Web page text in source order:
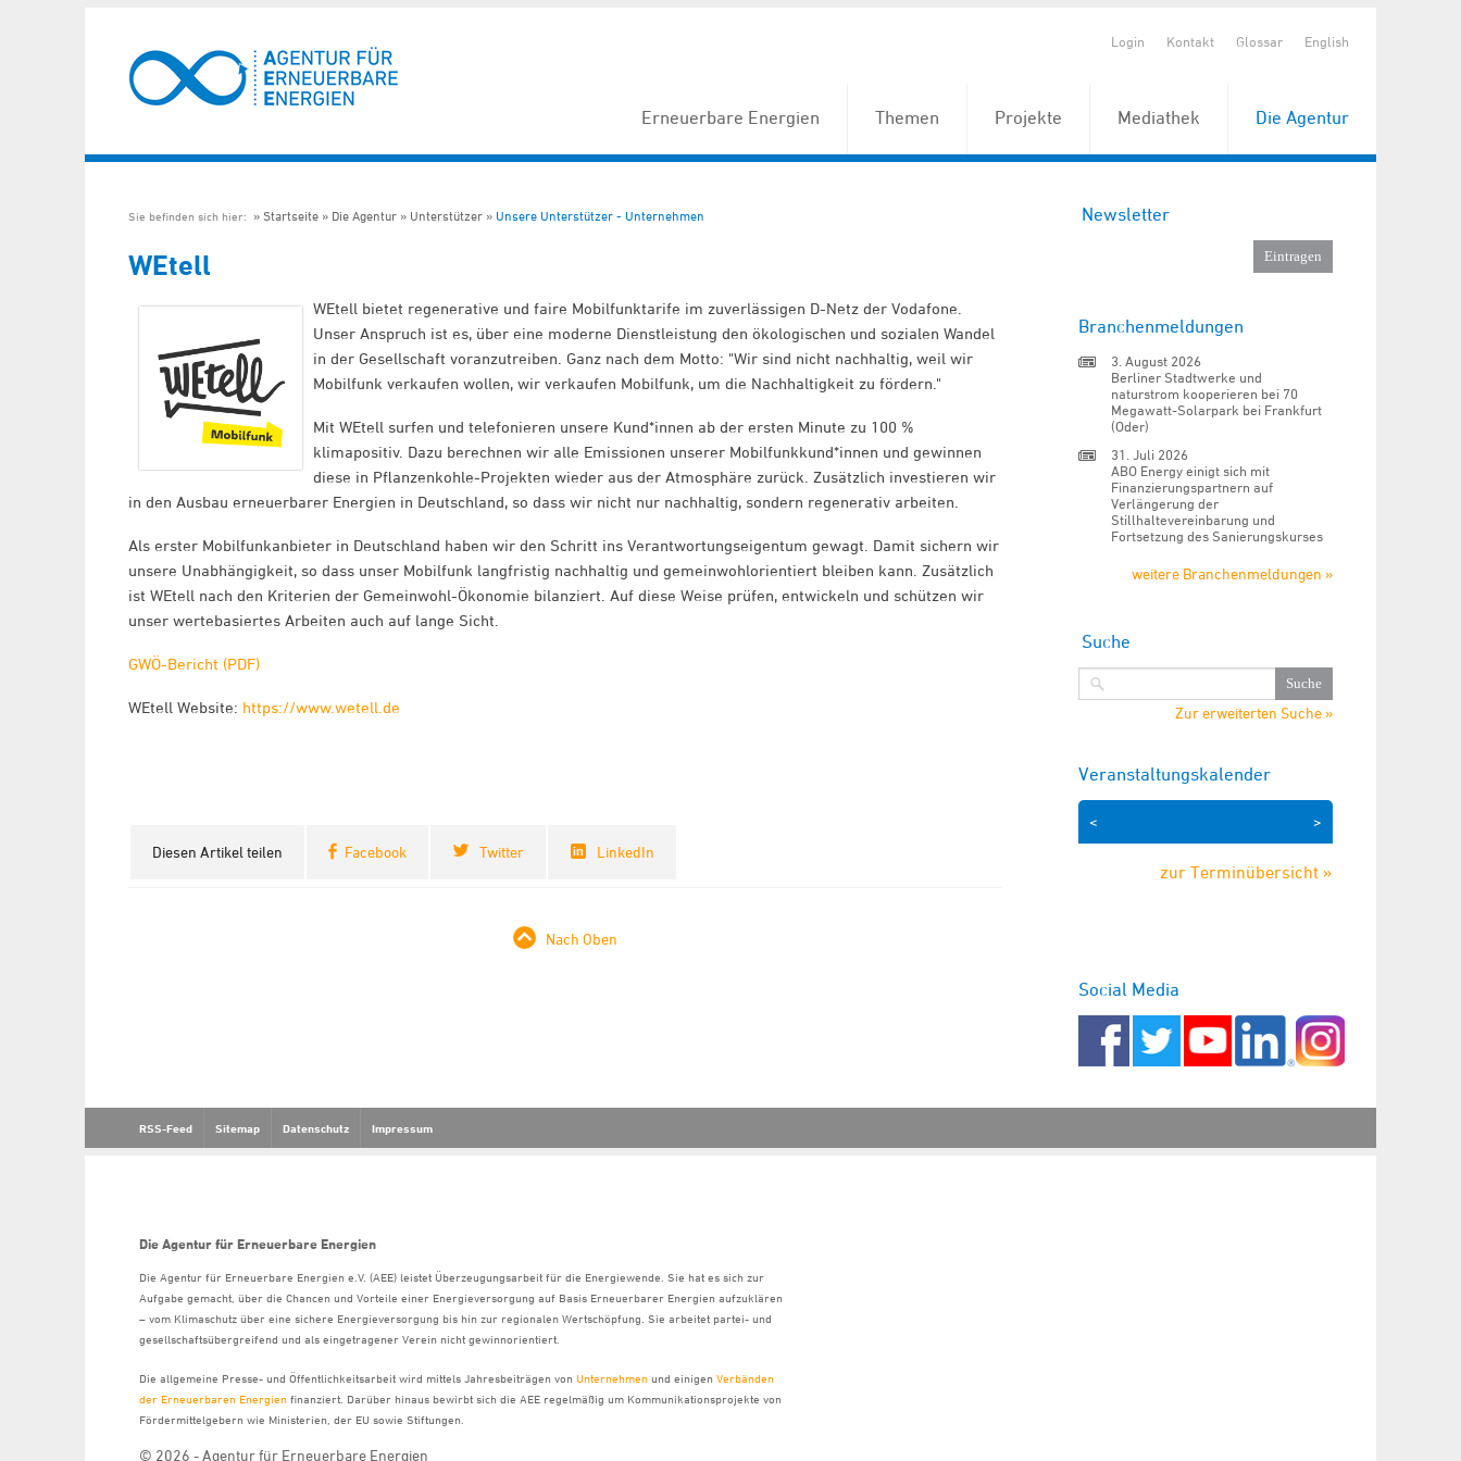
Login Kontakt Glossar English
Erneuerbare Energien Themen Projekte Mediathek Die Agentur
Sie befinden sich hier: Startseite Die Agentur Unterstützer Unsere Unterstützer - Unternehmen
WEtell
WEtell bietet regenerative und faire Mobilfunktarife im zuverlässigen D-Netz der Vodafone.
Unser Anspruch ist es, über eine moderne Dienstleistung den ökologischen und sozialen Wandel
in der Gesellschaft voranzutreiben. Ganz nach dem Motto: "Wir sind nicht nachhaltig, weil wir
Mobilfunk verkaufen wollen, wir verkaufen Mobilfunk, um die Nachhaltigkeit zu fördern."
Mit WEtell surfen und telefonieren unsere Kund*innen ab der ersten Minute zu 100 %
klimapositiv. Dazu berechnen wir alle Emissionen unserer Mobilfunkkund*innen und gewinnen
diese in Pflanzenkohle-Projekten wieder aus der Atmosphäre zurück. Zusätzlich investieren wir
in den Ausbau erneuerbarer Energien in Deutschland, so dass wir nicht nur nachhaltig, sondern regenerativ arbeiten.
Als erster Mobilfunkanbieter in Deutschland haben wir den Schritt ins Verantwortungseigentum gewagt. Damit sichern wir
unsere Unabhängigkeit, so dass unser Mobilfunk langfristig nachhaltig und gemeinwohlorientiert bleiben kann. Zusätzlich
ist WEtell nach den Kriterien der Gemeinwohl-Ökonomie bilanziert. Auf diese Weise prüfen, entwickeln und schützen wir
unser wertebasiertes Arbeiten auch auf lange Sicht.
GWÖ-Bericht (PDF)
WEtell Website: https://www.wetell.de
Diesen Artikel teilen Facebook Twitter LinkedIn
Nach Oben
Newsletter
Branchenmeldungen
3. August 2026
Berliner Stadtwerke und
naturstrom kooperieren bei 70
Megawatt-Solarpark bei Frankfurt
(Oder)
31. Juli 2026
ABO Energy einigt sich mit
Finanzierungspartnern auf
Verlängerung der
Stillhaltevereinbarung und
Fortsetzung des Sanierungskurses
weitere Branchenmeldungen »
Suche
Zur erweiterten Suche »
Veranstaltungskalender
>
<
zur Terminübersicht »
Social Media
RSS-Feed Sitemap Datenschutz Impressum
Die Agentur für Erneuerbare Energien
Die Agentur für Erneuerbare Energien e.V. (AEE) leistet Überzeugungsarbeit für die Energiewende. Sie hat es sich zur
Aufgabe gemacht, über die Chancen und Vorteile einer Energieversorgung auf Basis Erneuerbarer Energien aufzuklären
– vom Klimaschutz über eine sichere Energieversorgung bis hin zur regionalen Wertschöpfung. Sie arbeitet partei- und
gesellschaftsübergreifend und als eingetragener Verein nicht gewinnorientiert.
Die allgemeine Presse- und Öffentlichkeitsarbeit wird mittels Jahresbeiträgen von Unternehmen und einigen Verbänden
der Erneuerbaren Energien finanziert. Darüber hinaus bewirbt sich die AEE regelmäßig um Kommunikationsprojekte von
Fördermittelgebern wie Ministerien, der EU sowie Stiftungen.
© 2026 - Agentur für Erneuerbare Energien